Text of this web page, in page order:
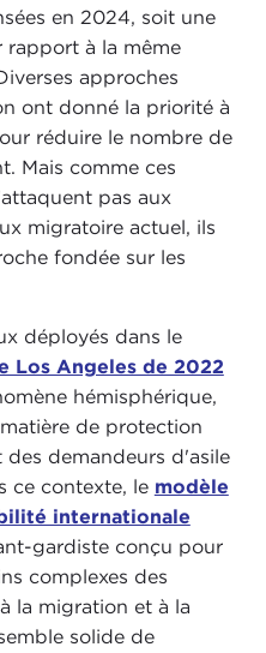
en 2024, soit une
rapport à la même
approches
ont donné la priorité à
réduire le nombre de
Mais comme ces
pas aux
migratoire actuel, ils
fondée sur les
déployés dans le
Los Angeles de 2022
hémisphérique,
de protection
demandeurs d'asile
ce contexte, le modèle
internationale
gardiste conçu pour
complexes des
la migration et à la
solide de